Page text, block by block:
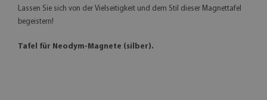
Lassen Sie sich von der Vielseitigkeit und dem Stil dieser Magnettafel
begeistern!
Tafel für Neodym-Magnete (silber).